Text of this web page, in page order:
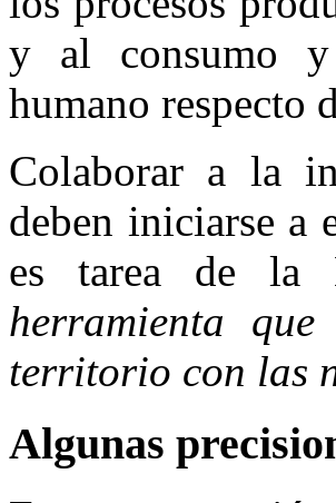
y al consumo y
humano respecto
Colaborar a la
deben iniciarse a
es tarea de la
herramienta
territorio con las
Algunas